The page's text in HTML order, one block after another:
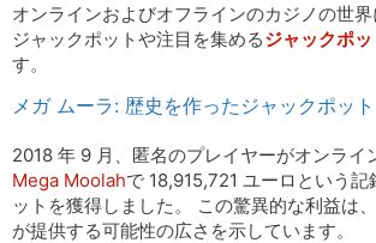
オンラインおよびオフラインのカジノの世
ジャックポットや注目を集めるジャックポ
す。
メガ ムーラ: 歴史を作ったジャックポット
2018 年 9 月、匿名のプレイヤーがオンライ
Mega Moolahで 18,915,721 ユーロという
ットを獲得しました。 この驚異的な利益は
が提供する可能性の広さを示しています。